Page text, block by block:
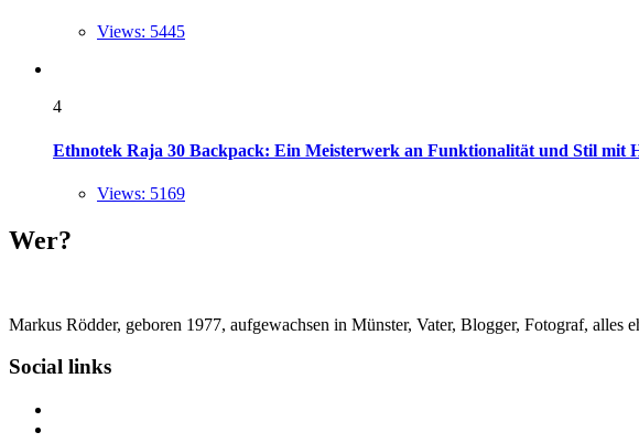
Views: 5445
4
Ethnotek Raja 30 Backpack: Ein Meisterwerk an Funktionalität und Stil mit
Views: 5169
Wer?
Markus Rödder, geboren 1977, aufgewachsen in Münster, Vater, Blogger, Fotograf, alles
Social links